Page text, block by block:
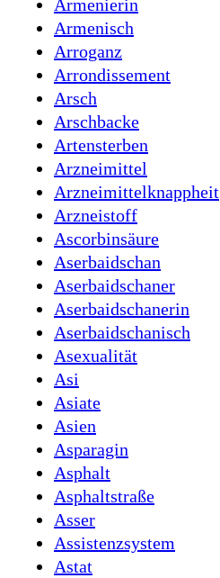
Armenierin
Armenisch
Arroganz
Arrondissement
Arsch
Arschbacke
Artensterben
Arzneimittel
Arzneimittelknappheit
Arzneistoff
Ascorbinsäure
Aserbaidschan
Aserbaidschaner
Aserbaidschanerin
Aserbaidschanisch
Asexualität
Asi
Asiate
Asien
Asparagin
Asphalt
Asphaltstraße
Asser
Assistenzsystem
Astat